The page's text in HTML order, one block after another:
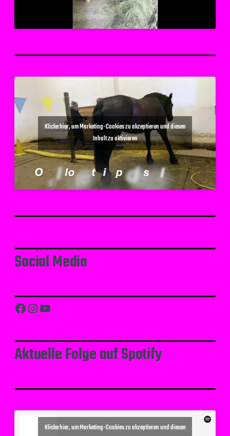
Klicke hier, um Marketing-Cookies zu akzeptieren und diesen
Inhalt zu aktivieren
Social Media
Facebook Instagram YouTube
Aktuelle Folge auf Spotify
Klicke hier, um Marketing-Cookies zu akzeptieren und diesen